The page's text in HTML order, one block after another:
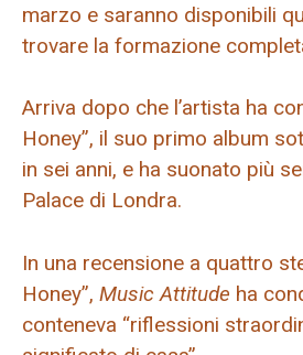
marzo e saranno disponibili
trovare la formazione
Arriva dopo che l’artista ha
Honey”, il suo primo album
in sei anni, e ha suonato più
Palace di Londra.
In una recensione a quattro
Honey”, Music Attitude ha
conteneva “riflessioni